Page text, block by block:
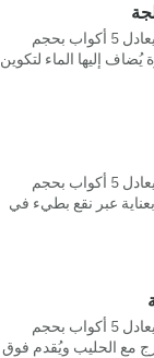
مُعدّة للمشاركة، وتكفي ما يعادل 5 أكواب بحجم
إليها الماء لتكوين
فوق الثلج لمذاق
مُعدّة للمشاركة، وتكفي ما يعادل 5 أكواب بحجم
عبر نقع بطيء في
وسلسة بشكل استثنائي.
مُعدّة للمشاركة، وتكفي ما يعادل 5 أكواب بحجم
مع الحليب ويُقدم فوق